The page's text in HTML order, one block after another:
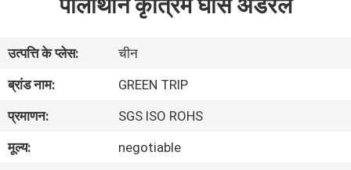
हमारे
बारे
Reserved.
उत्पत्ति के प्लेस:
चीन
ब्रांड नाम:
GREEN TRIP
प्रमाणन:
SGS ISO ROHS
मूल्य:
negotiable